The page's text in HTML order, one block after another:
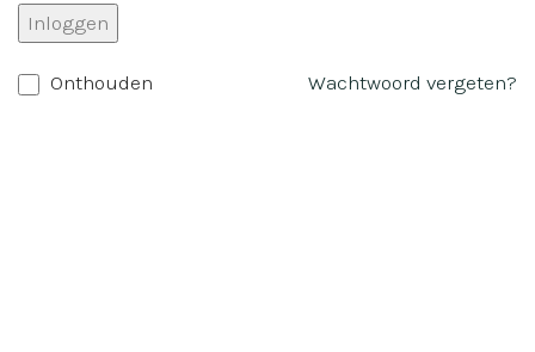
Inloggen
Wachtwoord vergeten?
Onthouden